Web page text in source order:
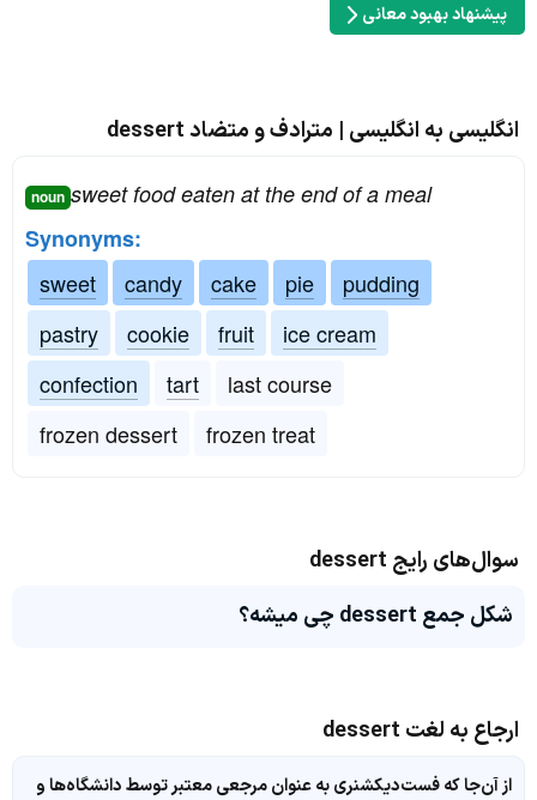
پیشنهاد بهبود معانی
انگلیسی به انگلیسی | مترادف و متضاد dessert
noun sweet food eaten at the end of a meal
Synonyms:
sweet
candy cake pie
pudding
pastry
cookie fruit
ice cream
confection
tart
last course
frozen dessert
frozen treat
سوال‌های رایج dessert
شکل جمع dessert چی میشه؟
ارجاع به لغت dessert
از آن‌جا که فست‌دیکشنری به عنوان مرجعی معتبر توسط دانشگاه‌ها و